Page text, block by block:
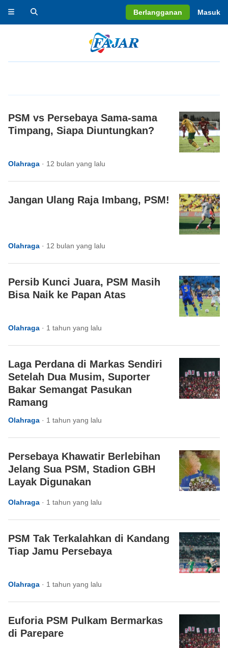
Berlangganan Masuk
PSM vs Persebaya Sama-sama
Timpang, Siapa Diuntungkan?
Olahraga · 12 bulan yang lalu
Jangan Ulang Raja Imbang, PSM!
Olahraga · 12 bulan yang lalu
Persib Kunci Juara, PSM Masih
Bisa Naik ke Papan Atas
Olahraga · 1 tahun yang lalu
Laga Perdana di Markas Sendiri
Setelah Dua Musim, Suporter
Bakar Semangat Pasukan
Ramang
Olahraga · 1 tahun yang lalu
Persebaya Khawatir Berlebihan
Jelang Sua PSM, Stadion GBH
Layak Digunakan
Olahraga · 1 tahun yang lalu
PSM Tak Terkalahkan di Kandang
Tiap Jamu Persebaya
Olahraga · 1 tahun yang lalu
Euforia PSM Pulkam Bermarkas
di Parepare